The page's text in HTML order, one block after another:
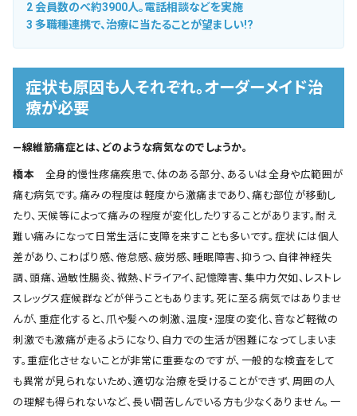
2会員数のべ約3900人。電話相談などを実施
3 多職種連携で、治療に当たることが望ましい!?
症状も原因も人それぞれ。オーダーメイド治
療が必要
―線維筋痛症とは、どのような病気なのでしょうか。
橋本 全身的慢性疼痛疾患で、体のある部分、あるいは全身や広範囲が
痛む病気です。痛みの程度は軽度から激痛まであり、痛む部位が移動し
たり、天候等によって痛みの程度が変化したりすることがあります。耐え
難い痛みになって日常生活に支障を来すことも多いです。症状には個人
差があり、こわばり感、倦怠感、疲労感、睡眠障害、抑うつ、自律神経失
調、頭痛、過敏性腸炎、微熱、ドライアイ、記憶障害、集中力欠如、レストレ
スレッグス症候群などが伴うこともあります。死に至る病気ではありませ
んが、重症化すると、爪や髪への刺激、温度・湿度の変化、音など軽微の
刺激でも激痛が走るようになり、自力での生活が困難になってしまいま
す。重症化させないことが非常に重要なのですが、一般的な検査をして
も異常が見られないため、適切な治療を受けることができず、周囲の人
の理解も得られないなど、長い間苦しんでいる方も少なくありません。一